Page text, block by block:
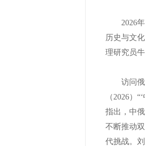
2026年5
历史与文
理研究员
访问俄罗
（2026）
指出，中
不断推动
代挑战。